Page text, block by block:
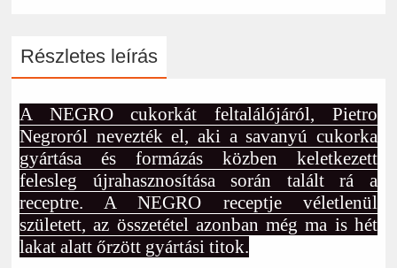
Részletes leírás
A NEGRO cukorkát feltalálójáról, Pietro
Negroról nevezték el, aki a savanyú cukorka
gyártása és formázás közben keletkezett
felesleg újrahasznosítása során talált rá a
receptre. A NEGRO receptje véletlenül
született, az összetétel azonban még ma is hét
lakat alatt őrzött gyártási titok.